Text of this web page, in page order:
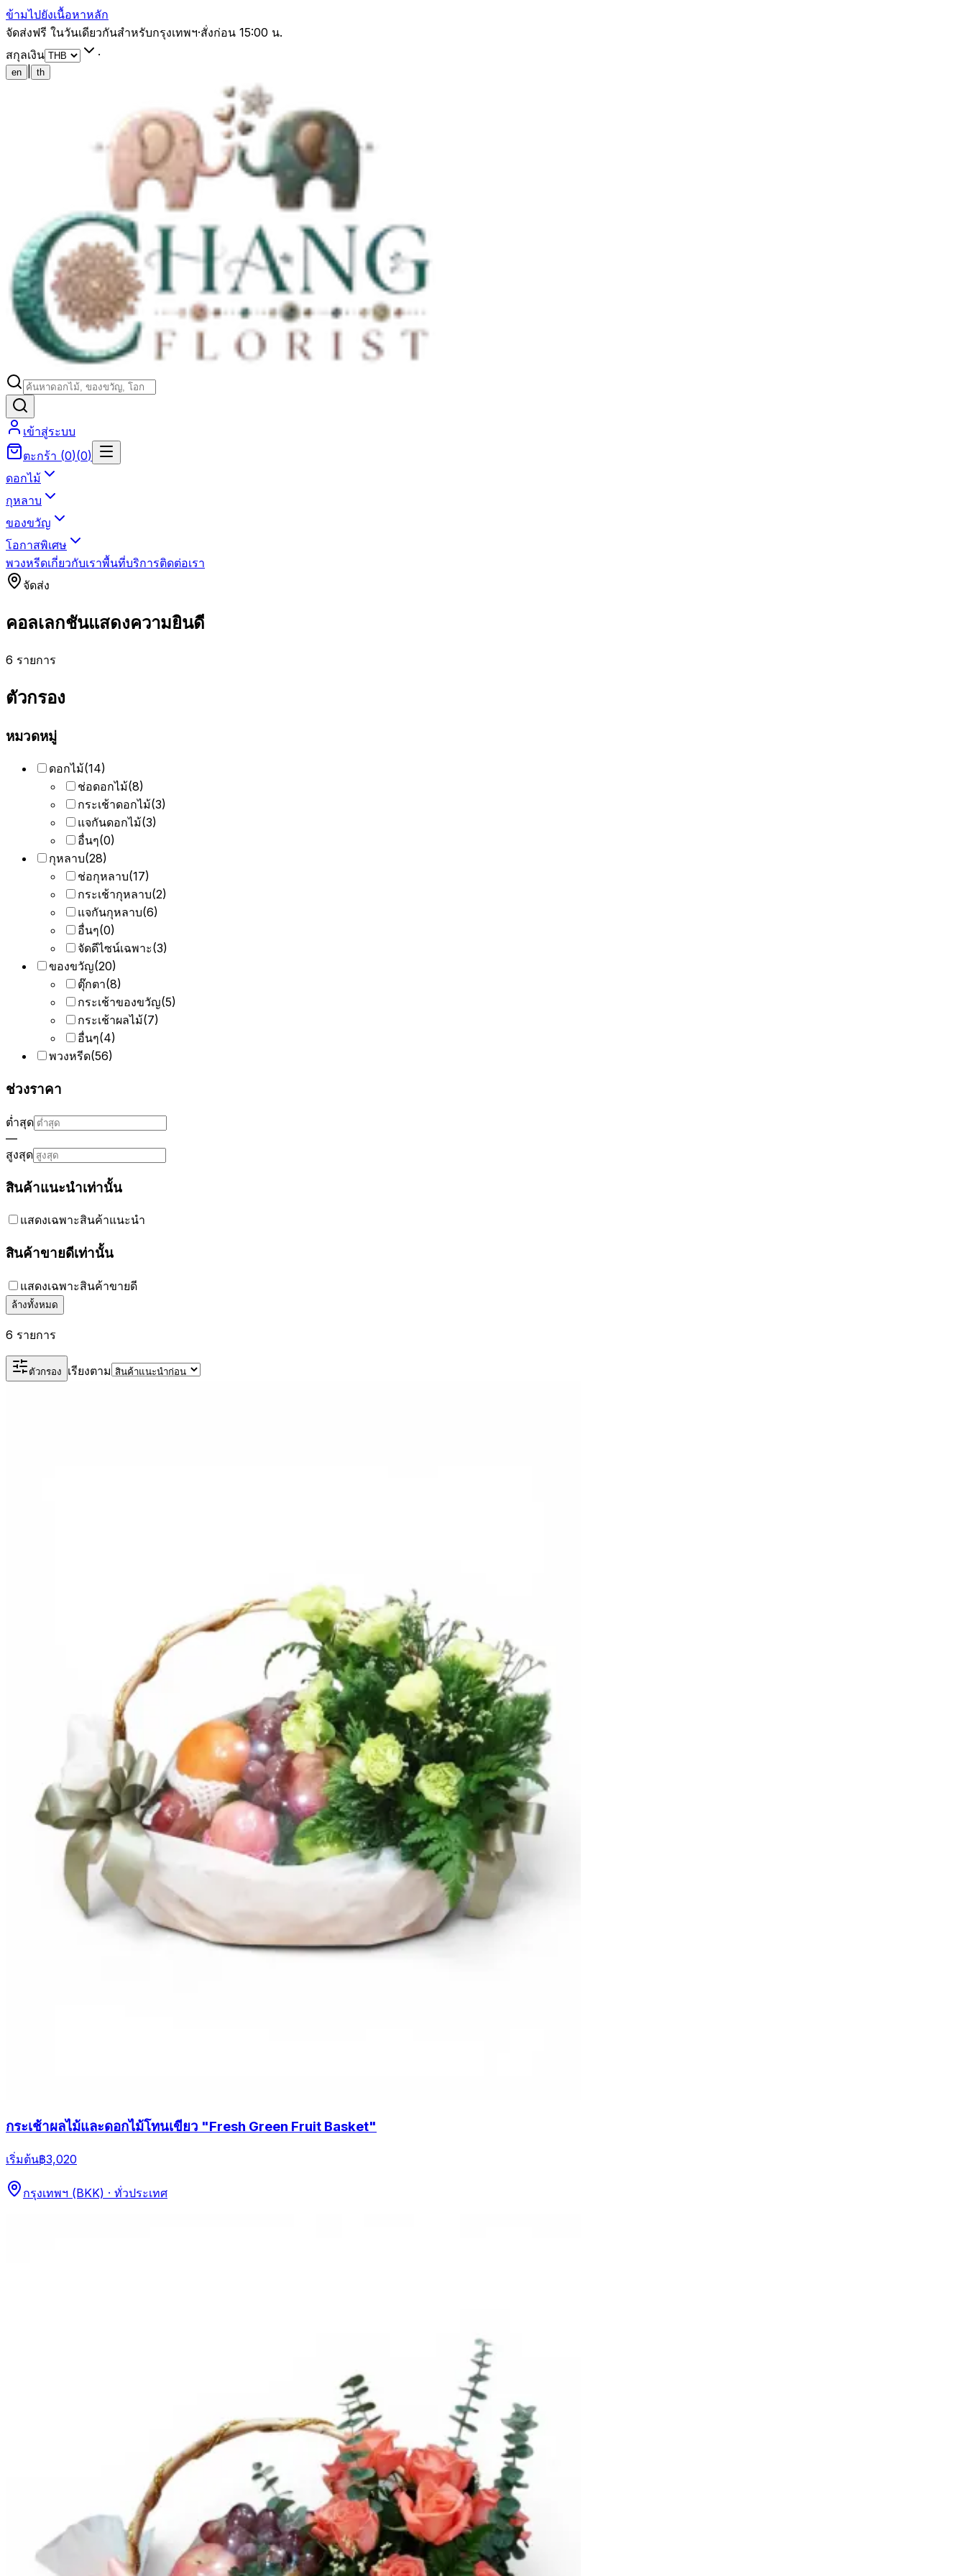
ข้ามไปยังเนื้อหาหลัก
จัดส่งฟรี ในวันเดียวกันสำหรับกรุงเทพฯ·สั่งก่อน 15:00 น.
สกุลเงิน
·
en th
เข้าสู่ระบบ
ตะกร้า (0)(0)
ดอกไม้
กุหลาบ
ของขวัญ
โอกาสพิเศษ
พวงหรีดเกี่ยวกับเราพื้นที่บริการติดต่อเรา
จัดส่ง
คอลเลกชันแสดงความยินดี
6 รายการ
ตัวกรอง
หมวดหมู่
ดอกไม้(14)
ช่อดอกไม้(8)
กระเช้าดอกไม้(3)
แจกันดอกไม้(3)
อื่นๆ(0)
กุหลาบ(28)
ช่อกุหลาบ(17)
กระเช้ากุหลาบ(2)
แจกันกุหลาบ(6)
อื่นๆ(0)
จัดดีไซน์เฉพาะ(3)
ของขวัญ(20)
ตุ๊กตา(8)
กระเช้าของขวัญ(5)
กระเช้าผลไม้(7)
อื่นๆ(4)
พวงหรีด(56)
ช่วงราคา
ต่ำสุด
—
สูงสุด
สินค้าแนะนำเท่านั้น
แสดงเฉพาะสินค้าแนะนำ
สินค้าขายดีเท่านั้น
แสดงเฉพาะสินค้าขายดี
ล้างทั้งหมด
6 รายการ
ตัวกรอง เรียงตาม
กระเช้าผลไม้และดอกไม้โทนเขียว "Fresh Green Fruit Basket"
เริ่มต้น฿3,020
กรุงเทพฯ (BKK) · ทั่วประเทศ